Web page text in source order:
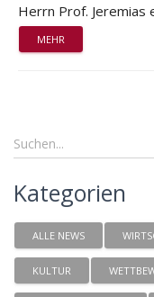
Herrn Prof. Jeremias
MEHR
Kategorien
ALLE NEWS
KULTUR